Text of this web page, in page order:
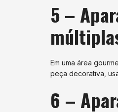
5 –
Em uma área
peça decorativa,
6 –